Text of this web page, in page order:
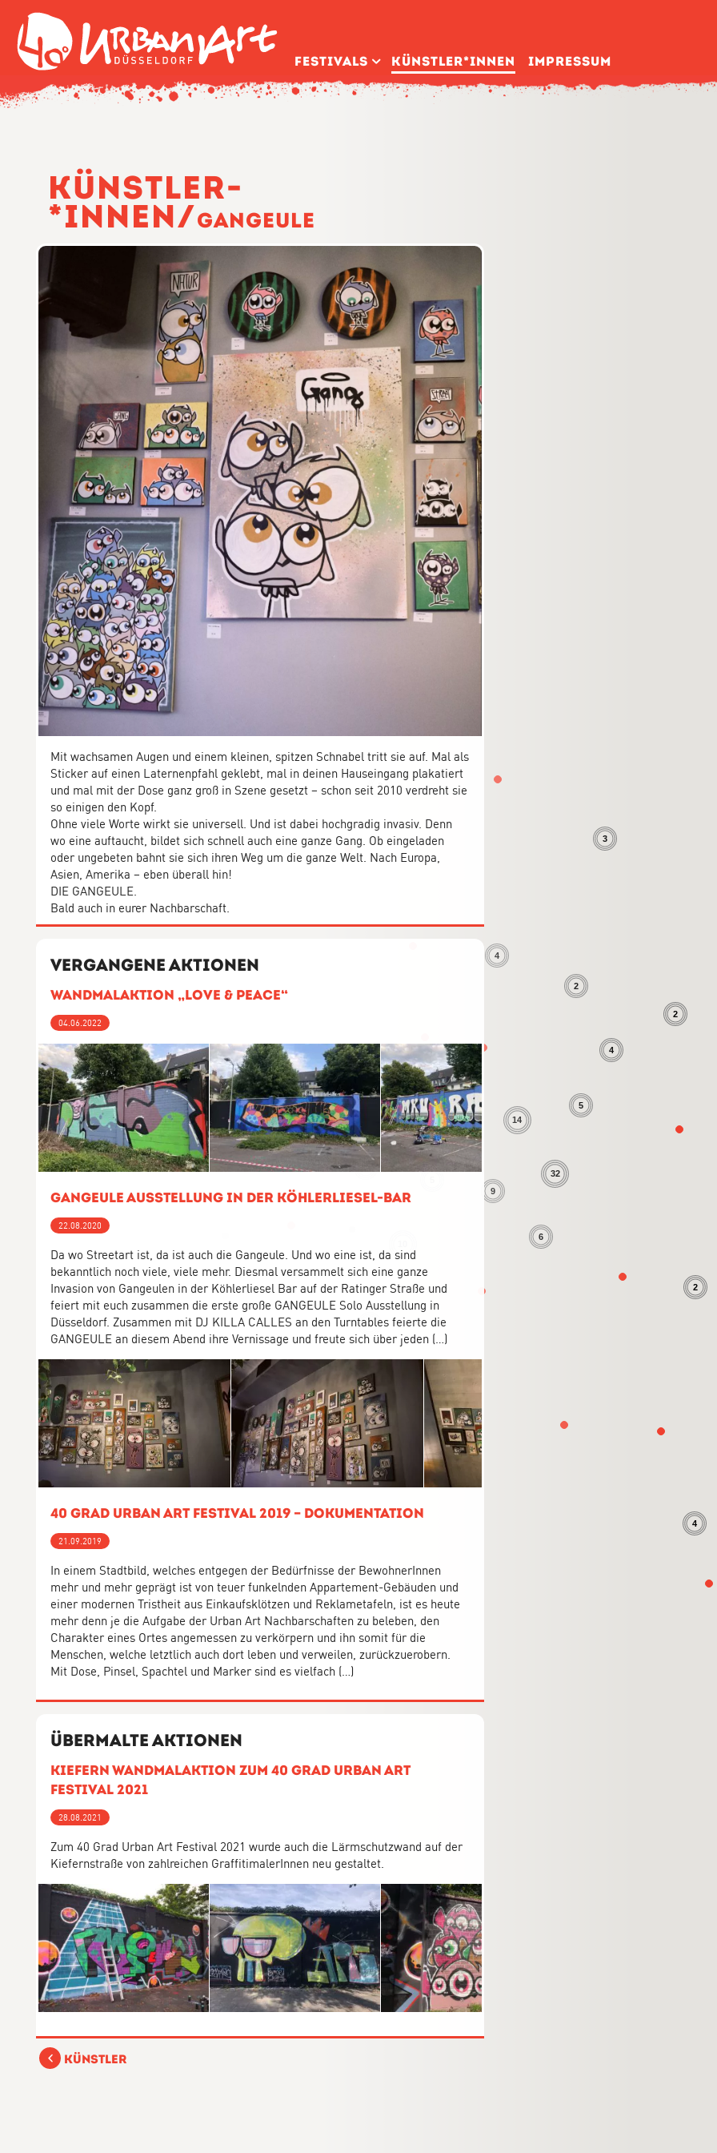
40Grad
Urban
Festivals Künstler­*Innen Impressum
Künstler­
*Innen/Gangeule
Mit wachsamen Augen und einem kleinen, spitzen Schnabel tritt sie auf. Mal als
Sticker auf einen Laternenpfahl geklebt, mal in deinen Hauseingang plakatiert
und mal mit der Dose ganz groß in Szene gesetzt – schon seit 2010 verdreht sie
so einigen den Kopf.
Ohne viele Worte wirkt sie universell. Und ist dabei hochgradig invasiv. Denn
wo eine auftaucht, bildet sich schnell auch eine ganze Gang. Ob eingeladen
oder ungebeten bahnt sie sich ihren Weg um die ganze Welt. Nach Europa,
Asien, Amerika – eben überall hin!
DIE GANGEULE.
Bald auch in eurer Nachbarschaft.
Vergangene Aktionen
Wandmalaktion „love & peace“
04.06.2022
GANGEULE Ausstellung in der Köhlerliesel-Bar
22.08.2020
Da wo Streetart ist, da ist auch die Gangeule. Und wo eine ist, da sind
bekanntlich noch viele, viele mehr. Diesmal versammelt sich eine ganze
Invasion von Gangeulen in der Köhlerliesel Bar auf der Ratinger Straße und
feiert mit euch zusammen die erste große GANGEULE Solo Ausstellung in
Düsseldorf. Zusammen mit DJ KILLA CALLES an den Turntables feierte die
GANGEULE an diesem Abend ihre Vernissage und freute sich über jeden (…)
40 Grad Urban Art Festival 2019 – Dokumentation
21.09.2019
In einem Stadtbild, welches entgegen der Bedürfnisse der BewohnerInnen
mehr und mehr geprägt ist von teuer funkelnden Appartement-Gebäuden und
einer modernen Tristheit aus Einkaufsklötzen und Reklametafeln, ist es heute
mehr denn je die Aufgabe der Urban Art Nachbarschaften zu beleben, den
Charakter eines Ortes angemessen zu verkörpern und ihn somit für die
Menschen, welche letztlich auch dort leben und verweilen, zurückzuerobern.
Mit Dose, Pinsel, Spachtel und Marker sind es vielfach (…)
Übermalte Aktionen
Kiefern Wandmalaktion zum 40 Grad Urban Art
Festival 2021
28.08.2021
Zum 40 Grad Urban Art Festival 2021 wurde auch die Lärmschutzwand auf der
Kiefernstraße von zahlreichen GraffitimalerInnen neu gestaltet.
Künstler
14
3
4
32
4
2
9
3
5
3
4
6
2
2
3
2